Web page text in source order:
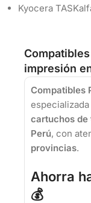
Kyocera
impresión
Compatibles
cartuchos de
Perú, con
provincias.
Ahorra
💰